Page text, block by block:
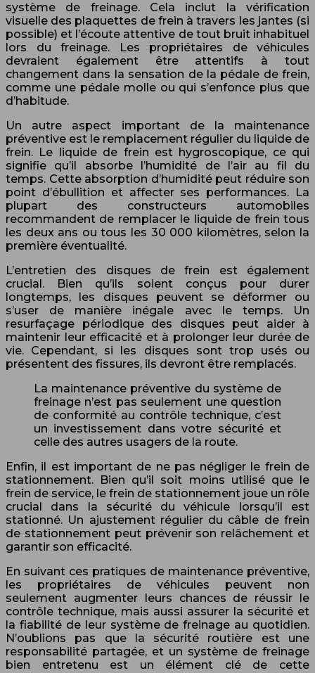
système de freinage. Cela inclut la vérification
visuelle des plaquettes de frein à travers les jantes (si
possible) et l’écoute attentive de tout bruit inhabituel
lors du freinage. Les propriétaires de véhicules
devraient également être attentifs à tout
changement dans la sensation de la pédale de frein,
comme une pédale molle ou qui s’enfonce plus que
d’habitude.
Un autre aspect important de la maintenance
préventive est le remplacement régulier du liquide de
frein. Le liquide de frein est hygroscopique, ce qui
signifie qu’il absorbe l’humidité de l’air au fil du
temps. Cette absorption d’humidité peut réduire son
point d’ébullition et affecter ses performances. La
plupart des constructeurs automobiles
recommandent de remplacer le liquide de frein tous
les deux ans ou tous les 30 000 kilomètres, selon la
première éventualité.
L’entretien des disques de frein est également
crucial. Bien qu’ils soient conçus pour durer
longtemps, les disques peuvent se déformer ou
s’user de manière inégale avec le temps. Un
resurfaçage périodique des disques peut aider à
maintenir leur efficacité et à prolonger leur durée de
vie. Cependant, si les disques sont trop usés ou
présentent des fissures, ils devront être remplacés.
La maintenance préventive du système de
freinage n’est pas seulement une question
de conformité au contrôle technique, c’est
un investissement dans votre sécurité et
celle des autres usagers de la route.
Enfin, il est important de ne pas négliger le frein de
stationnement. Bien qu’il soit moins utilisé que le
frein de service, le frein de stationnement joue un rôle
crucial dans la sécurité du véhicule lorsqu’il est
stationné. Un ajustement régulier du câble de frein
de stationnement peut prévenir son relâchement et
garantir son efficacité.
En suivant ces pratiques de maintenance préventive,
les propriétaires de véhicules peuvent non
seulement augmenter leurs chances de réussir le
contrôle technique, mais aussi assurer la sécurité et
la fiabilité de leur système de freinage au quotidien.
N’oublions pas que la sécurité routière est une
responsabilité partagée, et un système de freinage
bien entretenu est un élément clé de cette